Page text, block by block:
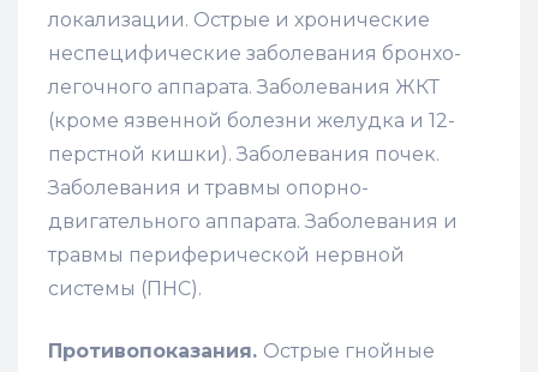
локализации. Острые и хронические
неспецифические заболевания бронхо-
легочного аппарата. Заболевания ЖКТ
(кроме язвенной болезни желудка и 12-
перстной кишки). Заболевания почек.
Заболевания и травмы опорно-
двигательного аппарата. Заболевания и
травмы периферической нервной
системы (ПНС).
Противопоказания. Острые гнойные